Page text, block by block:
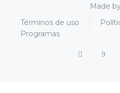
Made
Términos de uso
Programas